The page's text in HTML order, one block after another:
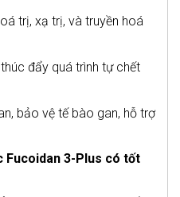
trị, xạ trị, và truyền hoá
đẩy quá trình tự chết
bảo vệ tế bào gan, hỗ trợ
Fucoidan 3-Plus có tốt